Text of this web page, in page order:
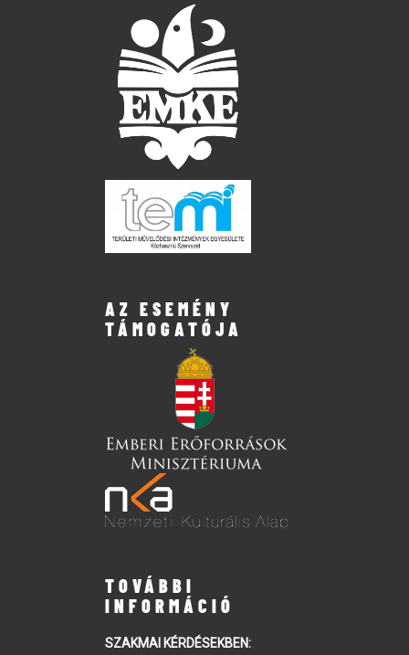
AZ ESEMÉNY
TÁMOGATÓJA
TOVÁBBI
INFORMÁCIÓ
SZAKMAI KÉRDÉSEKBEN: